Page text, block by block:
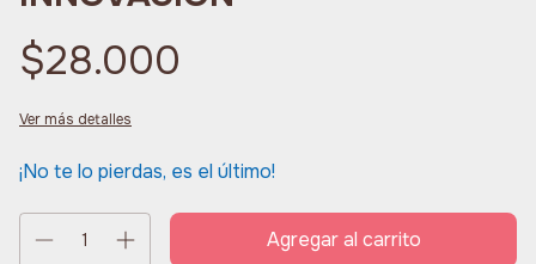
$28.000
Ver más detalles
¡No te lo pierdas, es el último!